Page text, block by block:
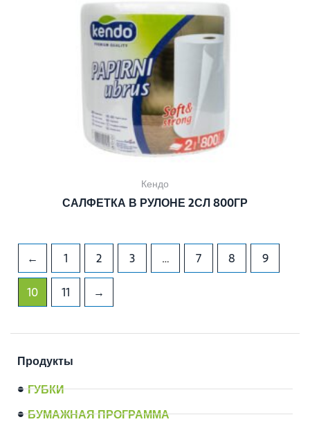
Продукты
ГУБКИ
БУМАЖНАЯ ПРОГРАММА
Кендо
САЛФЕТКА В РУЛОНЕ 2СЛ 800ГР
← 1 2 3 … 7 8
9
10
11 →